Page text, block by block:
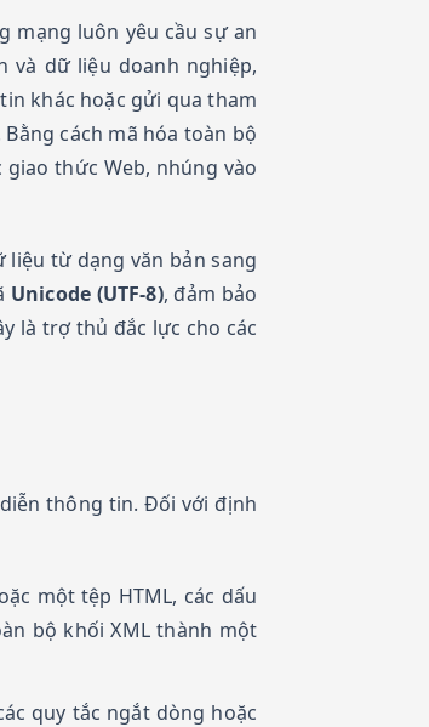
mạng luôn yêu cầu sự an
và dữ liệu doanh nghiệp,
khác hoặc gửi qua tham
cách mã hóa toàn bộ
thức Web, nhúng vào
liệu từ dạng văn bản sang
Unicode (UTF-8), đảm bảo
là trợ thủ đắc lực cho các
thông tin. Đối với định
một tệp HTML, các dấu
bộ khối XML thành một
quy tắc ngắt dòng hoặc